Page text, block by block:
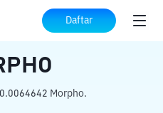
Daftar
ke MORPHO
Morpho.